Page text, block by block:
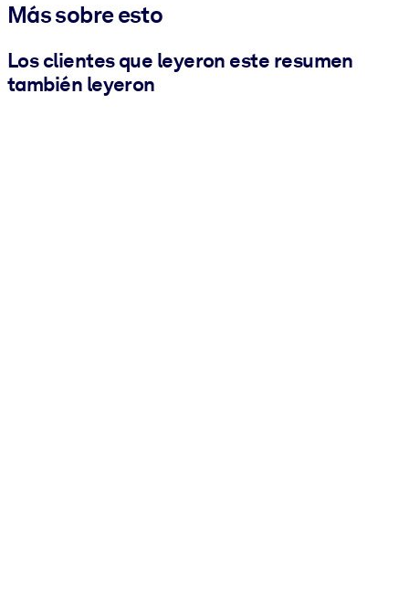
Más sobre esto
Los clientes que leyeron este resumen
también leyeron